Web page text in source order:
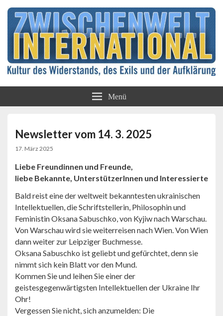
Zwischenwelt
International
Menü
Newsletter vom 14. 3. 2025
17. März 2025
Liebe Freundinnen und Freunde,
liebe Bekannte, UnterstützerInnen und Interessierte
Bald reist eine der weltweit bekanntesten ukrainischen
Intellektuellen, die Schriftstellerin, Philosophin und
Feministin Oksana Sabuschko, von Kyjiw nach Warschau.
Von Warschau wird sie weiterreisen nach Wien. Von Wien
dann weiter zur Leipziger Buchmesse.
Oksana Sabuschko ist geliebt und gefürchtet, denn sie
nimmt sich kein Blatt vor den Mund.
Kommen Sie und leihen Sie einer der
geistesgegenwärtigsten Intellektuellen der Ukraine Ihr
Ohr!
Vergessen Sie nicht, sich anzumelden: Die